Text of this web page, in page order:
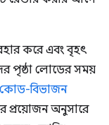
করে এবং বৃহৎ
পৃষ্ঠা লোডের সময়
বিভাজন
প্রয়োজন অনুসারে